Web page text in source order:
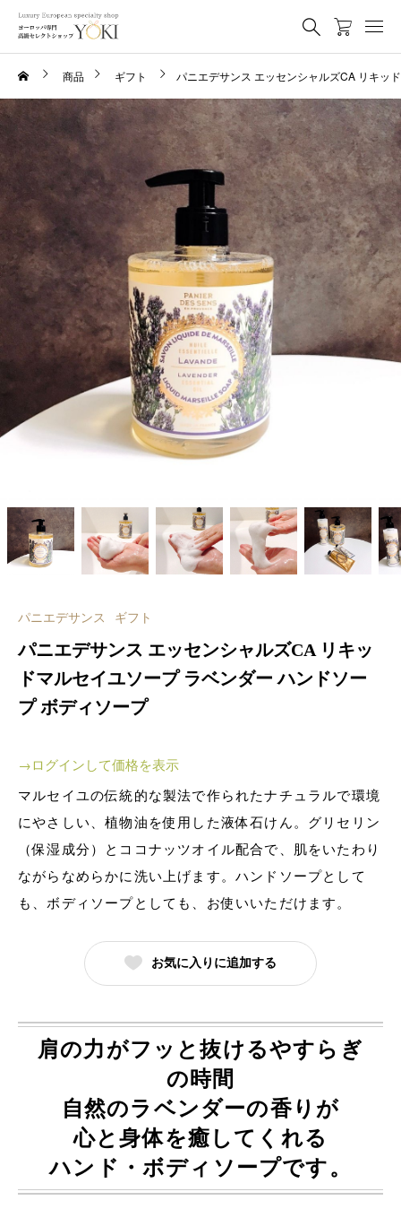
商品 ギフト パニエデサンス エッセンシャルズCA リキッ
パニエデサンス ギフト
パニエデサンス エッセンシャルズCA リキッ
ドマルセイユソープ ラベンダー ハンドソー
プ ボディソープ
→ログインして価格を表示
マルセイユの伝統的な製法で作られたナチュラルで環境
にやさしい、植物油を使用した液体石けん。グリセリン
（保湿成分）とココナッツオイル配合で、肌をいたわり
ながらなめらかに洗い上げます。ハンドソープとして
も、ボディソープとしても、お使いいただけます。
お気に入りに追加する
肩の力がフッと抜けるやすらぎ
の時間
自然のラベンダーの香りが
心と身体を癒してくれる
ハンド・ボディソープです。